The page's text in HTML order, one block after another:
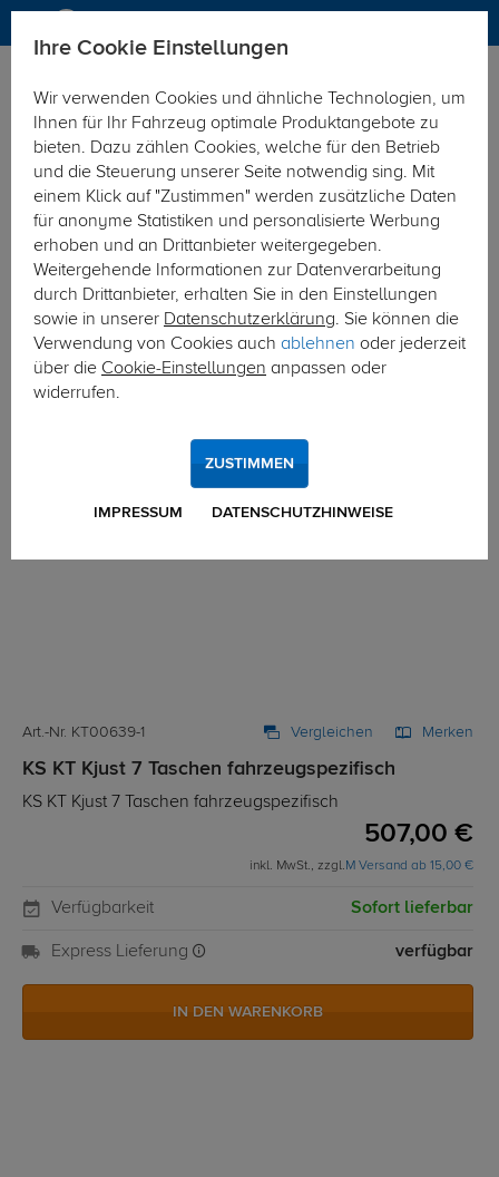
vorheriger Artikel nächster Artikel
Art.-Nr. KT00639-1 Vergleichen Merken
KS KT Kjust 7 Taschen fahrzeugspezifisch
KS KT Kjust 7 Taschen fahrzeugspezifisch
507,00 €
inkl. MwSt., zzgl.M Versand ab 15,00 €
Verfügbarkeit Sofort lieferbar
Express Lieferung verfügbar
IN DEN WARENKORB
Ihre Cookie Einstellungen
Wir verwenden Cookies und ähnliche Technologien, um
Ihnen für Ihr Fahrzeug optimale Produktangebote zu
bieten. Dazu zählen Cookies, welche für den Betrieb
und die Steuerung unserer Seite notwendig sing. Mit
einem Klick auf "Zustimmen" werden zusätzliche Daten
für anonyme Statistiken und personalisierte Werbung
erhoben und an Drittanbieter weitergegeben.
Weitergehende Informationen zur Datenverarbeitung
durch Drittanbieter, erhalten Sie in den Einstellungen
sowie in unserer Datenschutzerklärung. Sie können die
Verwendung von Cookies auch ablehnen oder jederzeit
über die Cookie-Einstellungen anpassen oder
widerrufen.
IMPRESSUM DATENSCHUTZHINWEISE
ZUSTIMMEN